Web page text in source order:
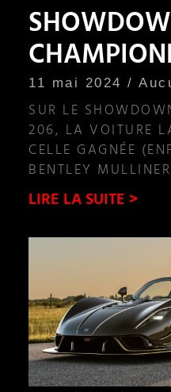
11 mai 2024
SUR LE
206, LA VOITURE
CELLE GAGNÉE
BENTLEY
LIRE LA SUITE >